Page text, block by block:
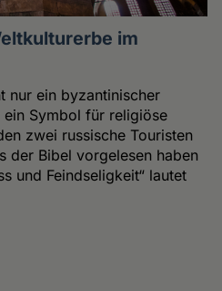
im
nur ein byzantinischer
ein Symbol für religiöse
zwei russische Touristen
der Bibel vorgelesen haben
und Feindseligkeit“ lautet